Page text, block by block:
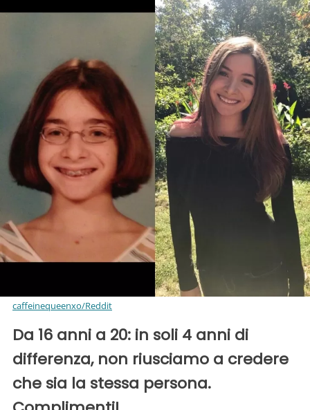
caffeinequeenxo/Reddit
Da 16 anni a 20: in soli 4 anni di
differenza, non riusciamo a credere
che sia la stessa persona.